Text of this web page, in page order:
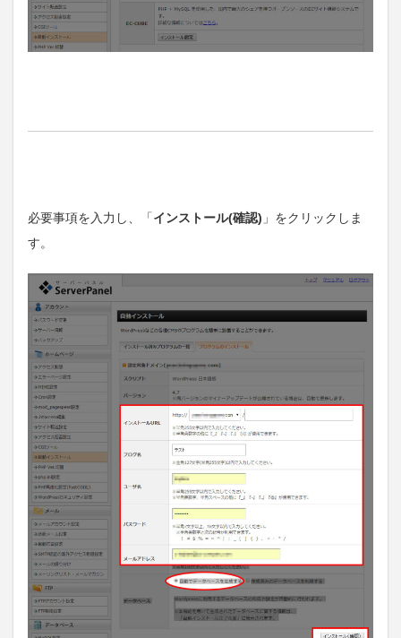
必要事項を入力し、「インストール(確認) 」をクリックしま
す。